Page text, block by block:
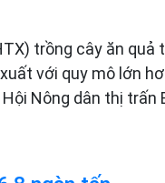
trồng cây ăn quả
với quy mô lớn
Nông dân thị